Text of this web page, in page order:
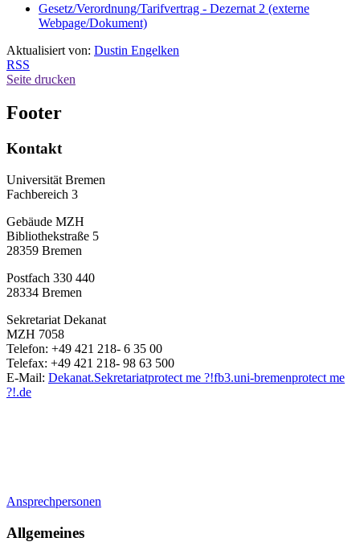
Gesetz/Verordnung/Tarifvertrag - Dezernat 2 (externe
Webpage/Dokument)
Aktualisiert von: Dustin Engelken
RSS
Seite drucken
Footer
Kontakt
Universität Bremen
Fachbereich 3
Gebäude MZH
Bibliothekstraße 5
28359 Bremen
Postfach 330 440
28334 Bremen
Sekretariat Dekanat
MZH 7058
Telefon: +49 421 218- 6 35 00
Telefax: +49 421 218- 98 63 500
E-Mail: Dekanat.Sekretariatprotect me ?!fb3.uni-bremenprotect me
?!.de
Ansprechpersonen
Allgemeines